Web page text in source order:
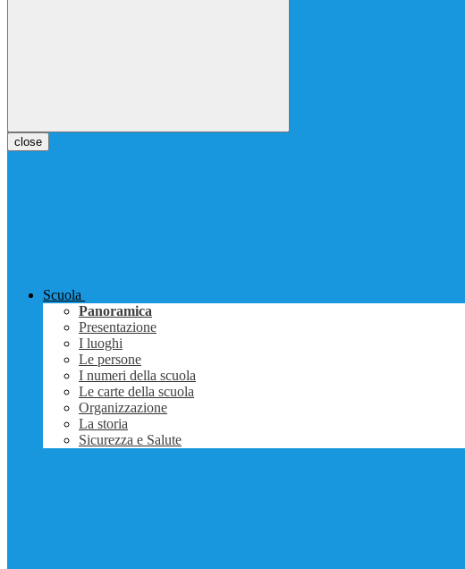
close
Scuola
Panoramica
Presentazione
I luoghi
Le persone
I numeri della scuola
Le carte della scuola
Organizzazione
La storia
Sicurezza e Salute